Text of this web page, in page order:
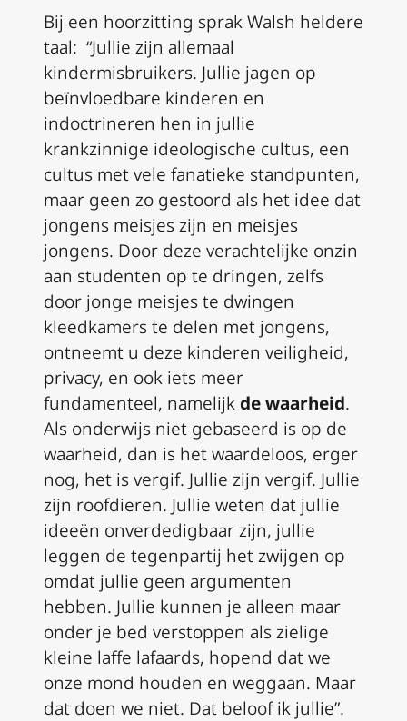
Bij een hoorzitting sprak Walsh heldere
taal: “Jullie zijn allemaal
kindermisbruikers. Jullie jagen op
beïnvloedbare kinderen en
indoctrineren hen in jullie
krankzinnige ideologische cultus, een
cultus met vele fanatieke standpunten,
maar geen zo gestoord als het idee dat
jongens meisjes zijn en meisjes
jongens. Door deze verachtelijke onzin
aan studenten op te dringen, zelfs
door jonge meisjes te dwingen
kleedkamers te delen met jongens,
ontneemt u deze kinderen veiligheid,
privacy, en ook iets meer
fundamenteel, namelijk de waarheid.
Als onderwijs niet gebaseerd is op de
waarheid, dan is het waardeloos, erger
nog, het is vergif. Jullie zijn vergif. Jullie
zijn roofdieren. Jullie weten dat jullie
ideeën onverdedigbaar zijn, jullie
leggen de tegenpartij het zwijgen op
omdat jullie geen argumenten
hebben. Jullie kunnen je alleen maar
onder je bed verstoppen als zielige
kleine laffe lafaards, hopend dat we
onze mond houden en weggaan. Maar
dat doen we niet. Dat beloof ik jullie”.